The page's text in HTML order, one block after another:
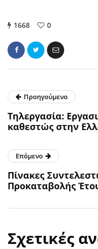
1668 0
Προηγούμενο
Τηλεργασία:
καθεστώς στην
Επόμενο
Πίνακες
Προκαταβολής
Σχετικές